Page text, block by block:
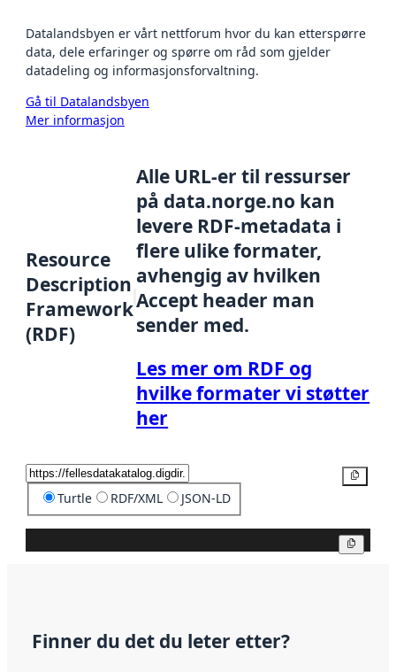
Datalandsbyen er vårt nettforum hvor du kan etterspørre
data, dele erfaringer og spørre om råd som gjelder
datadeling og informasjonsforvaltning.
Gå til Datalandsbyen
Mer informasjon
Resource
Description
Framework
(RDF)
Alle URL-er til ressurser
på data.norge.no kan
levere RDF-metadata i
flere ulike formater,
avhengig av hvilken
Accept header man
sender med.
Les mer om RDF og
hvilke formater vi støtter
her
Turtle RDF/XML JSON-LD
Finner du det du leter etter?